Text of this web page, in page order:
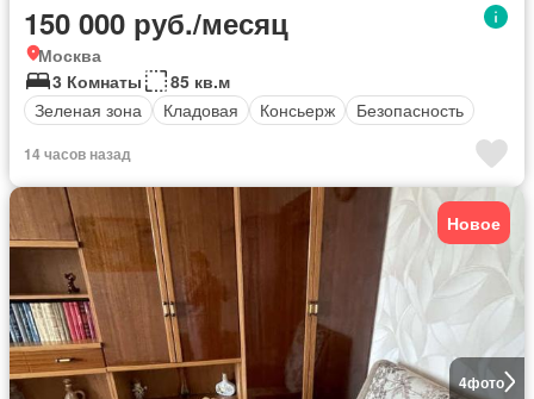
150 000 руб./месяц
Москва
3 Комнаты
85 кв.м
Зеленая зона
Кладовая Консьерж Безопасность
14 часов назад
4фото
Новое